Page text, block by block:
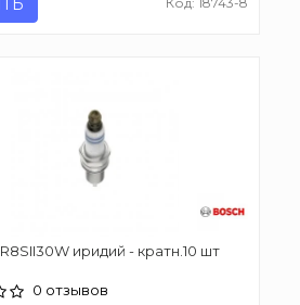
иридий - кратн.10 шт
0 отзывов